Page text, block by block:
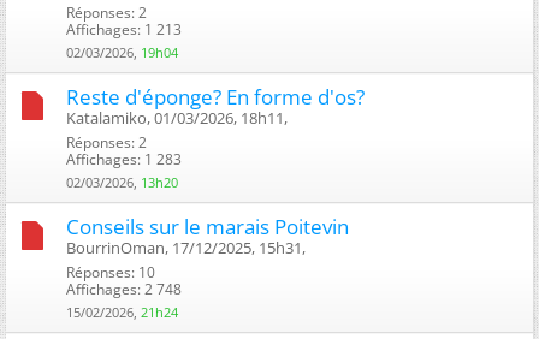
Réponses: 2
Affichages: 1 213
02/03/2026, 19h04
Reste d'éponge? En forme d'os?
Katalamiko, 01/03/2026, 18h11, ‎
Réponses: 2
Affichages: 1 283
02/03/2026, 13h20
Conseils sur le marais Poitevin
BourrinOman, 17/12/2025, 15h31, ‎
Réponses: 10
Affichages: 2 748
15/02/2026, 21h24